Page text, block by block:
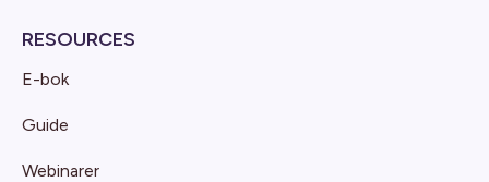
RESOURCES
E-bok
Guide
Webinarer